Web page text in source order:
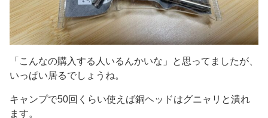
「こんなの購入する人いるんかいな」と思ってましたが、
いっぱい居るでしょうね。
キャンプで50回くらい使えば銅ヘッドはグニャリと潰れ
ます。